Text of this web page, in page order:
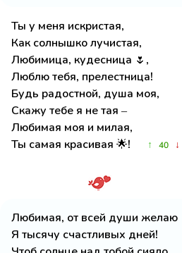
Ты у меня искристая,
Как солнышко лучистая,
Любимица, кудесница 🌷,
Люблю тебя, прелестница!
Будь радостной, душа моя,
Скажу тебе я не тая –
Любимая моя и милая,
Ты самая красивая 🌟!
↑ 40 ↓
Любимая, от всей души желаю
Я тысячу счастливых дней!